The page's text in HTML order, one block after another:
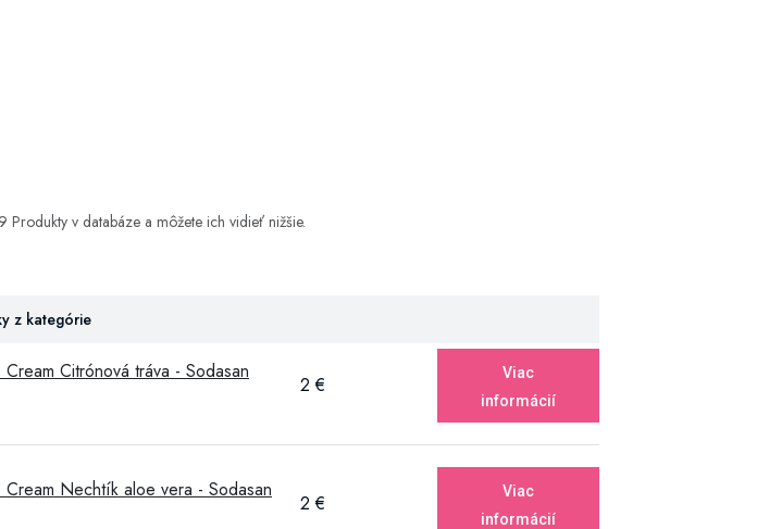
Produkty v databáze a môžete ich vidieť nižšie.
z kategórie
Citrónová tráva - Sodasan
2 €
Viac
informácií
Nechtík aloe vera - Sodasan
2 €
Viac
informácií